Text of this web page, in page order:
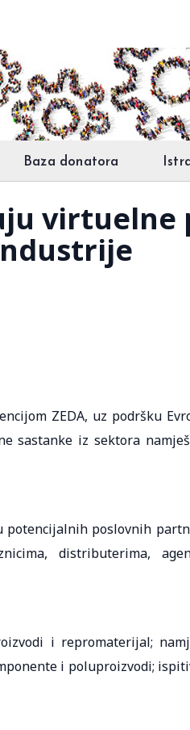
Baza donatora
ZEDA, uz podršku
sastanke iz sektora
potencijalnih poslovnih
distributerima,
i repromaterijal;
i poluproizvodi;